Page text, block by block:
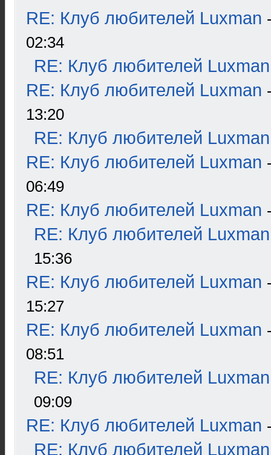
RE: Клуб любителей Luxman
02:34
RE: Клуб любителей Luxman
RE: Клуб любителей Luxman
13:20
RE: Клуб любителей Luxman
RE: Клуб любителей Luxman
06:49
RE: Клуб любителей Luxman
RE: Клуб любителей Luxman
15:36
RE: Клуб любителей Luxman
15:27
RE: Клуб любителей Luxman
08:51
RE: Клуб любителей Luxman
09:09
RE: Клуб любителей Luxman
RE: Клуб любителей Luxman